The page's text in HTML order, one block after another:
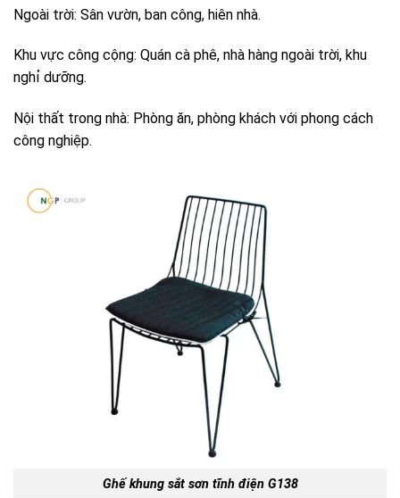
Ngoài trời: Sân vườn, ban công, hiên nhà.
Khu vực công cộng: Quán cà phê, nhà hàng ngoài trời, khu
nghỉ dưỡng.
Nội thất trong nhà: Phòng ăn, phòng khách với phong cách
công nghiệp.
Ghế khung sắt sơn tĩnh điện G138